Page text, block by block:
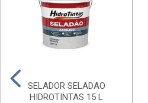
SELADOR SELADAO
HIDROTINTAS 15 L